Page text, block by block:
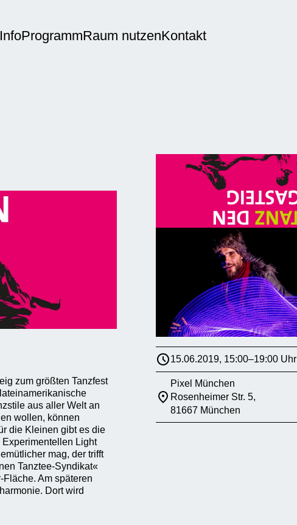
InfoProgrammRaum nutzenKontakt
zum größten Tanzfest
aus aller Welt an
wollen, können
die Kleinen gibt es die
Light
mag, der trifft
Tanztee-Syndikat«
Am späteren
Dort wird
15.06.2019, 15:00–19:00 Uhr
Pixel München
Rosenheimer Str. 5,
81667 München